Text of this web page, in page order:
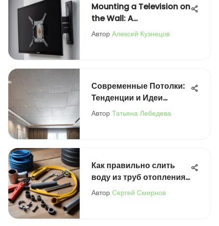
Mounting a Television on
the Wall: A
Comprehensive Guide
Автор Алексей Кузнецов
Современные Потолки:
Тенденции и Идеи
Дизайна
Автор Татьяна Лебедева
Как правильно слить
воду из труб отопления
в доме
Автор Сергей Смирнов